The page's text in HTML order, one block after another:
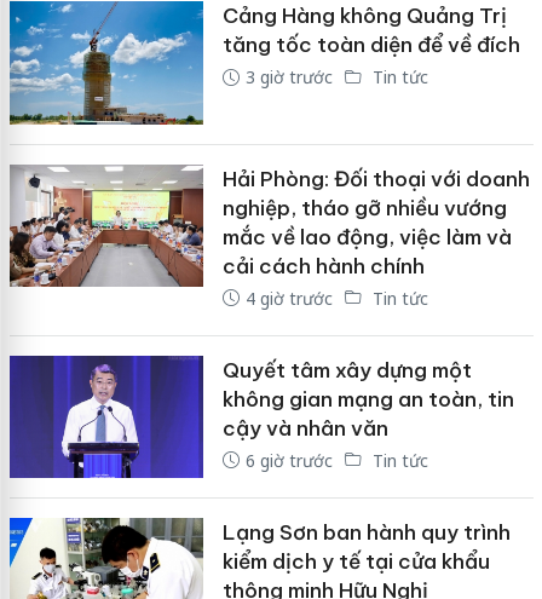
Cảng Hàng không Quảng Trị
tăng tốc toàn diện để về đích
3 giờ trước Tin tức
Hải Phòng: Đối thoại với doanh
nghiệp, tháo gỡ nhiều vướng
mắc về lao động, việc làm và
cải cách hành chính
4 giờ trước Tin tức
Quyết tâm xây dựng một
không gian mạng an toàn, tin
cậy và nhân văn
6 giờ trước Tin tức
Lạng Sơn ban hành quy trình
kiểm dịch y tế tại cửa khẩu
thông minh Hữu Nghị